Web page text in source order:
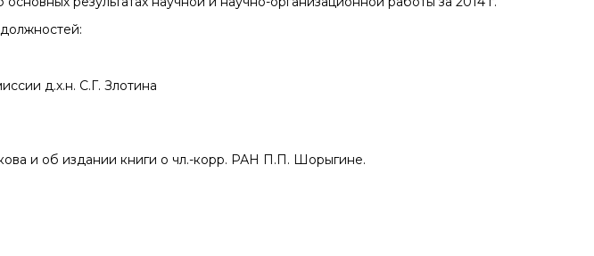
д.х.н. С.Г. Злотина
и об издании книги о чл.-корр. РАН П.П. Шорыгине.